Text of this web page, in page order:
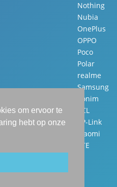
om ervoor te
hebt op onze
Nothing
Nubia
OnePlus
OPPO
Poco
Polar
realme
Samsung
Sonim
TCL
TP-Link
Xiaomi
ZTE